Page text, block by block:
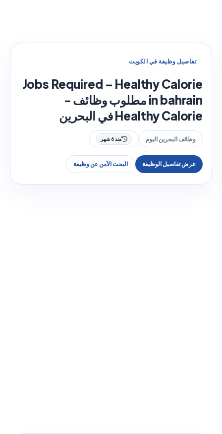
تفاصيل وظيفة في الكويت
Jobs Required – Healthy Calorie
in bahrain مطلوب وظائف -
Healthy Calorie في البحرين
وظائف البحرين اليوم منذ 6 شهر
عرض تفاصيل الوظيفة البحث الآمن عن وظيفة